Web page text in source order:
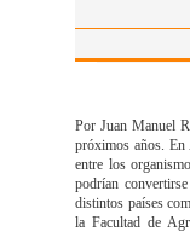
Por Juan Manuel
próximos años. En
entre los
podrían
distintos países
la Facultad de